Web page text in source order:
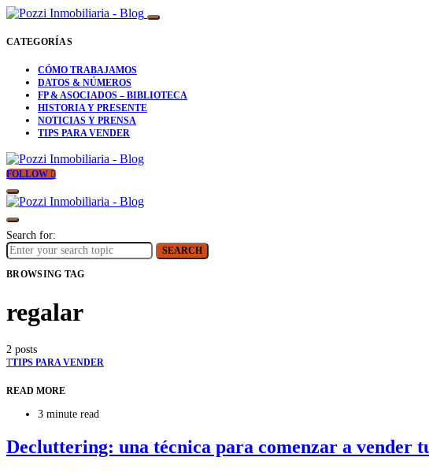
CATEGORÍAS
CÓMO TRABAJAMOS
DATOS & NÚMEROS
FP & ASOCIADOS – BIBLIOTECA
HISTORIA Y PRESENTE
NOTICIAS Y PRENSA
TIPS PARA VENDER
FOLLOW
Search for:
SEARCH
BROWSING TAG
regalar
2 posts
TTIPS PARA VENDER
READ MORE
3 minute read
Decluttering: una técnica para comenzar a vender